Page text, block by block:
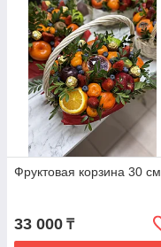
Фруктовая корзина 30 см
33 000 ₸